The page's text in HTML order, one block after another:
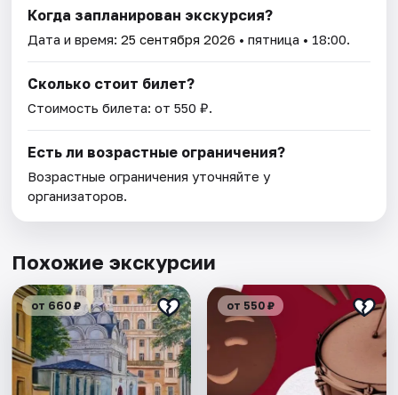
Когда запланирован экскурсия?
Дата и время:25 сентября 2026 • пятница • 18:00.
Сколько стоит билет?
Стоимость билета: от 550 ₽.
Есть ли возрастные ограничения?
Возрастные ограничения уточняйте у
организаторов.
Похожие экскурсии
от 660 ₽ от 550 ₽